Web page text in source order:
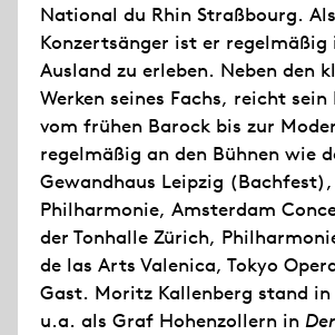
National du Rhin Straßbourg.
Konzertsänger ist er
Ausland zu erleben. Neben den
Werken seines Fachs, reicht
vom frühen Barock bis zur
regelmäßig an den Bühnen wie
Gewandhaus Leipzig
Philharmonie, Amsterdam
der Tonhalle Zürich,
de las Arts Valenica, Tokyo
Gast. Moritz Kallenberg stand
u.a. als Graf Hohenzollern in